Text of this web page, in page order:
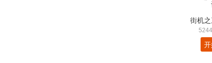
街机